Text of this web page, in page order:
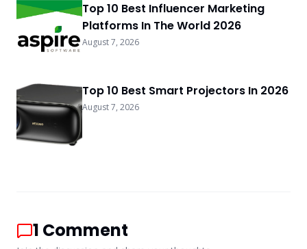
Top 10 Best Influencer Marketing
Platforms In The World 2026
August 7, 2026
Top 10 Best Smart Projectors In 2026
August 7, 2026
1 Comment